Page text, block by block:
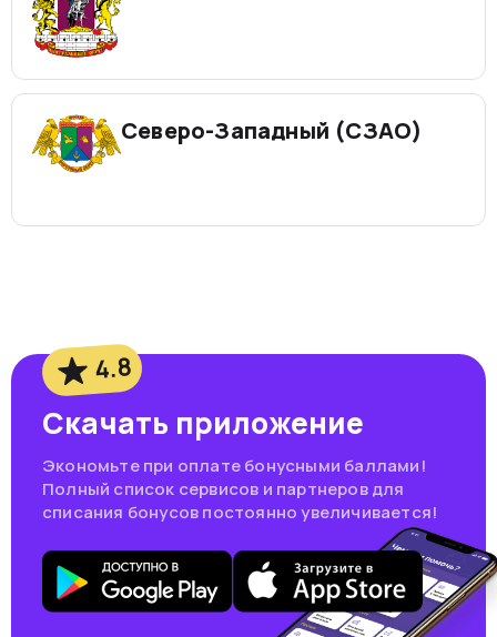
Северо-Западный (СЗАО)
4.8
Скачать приложение
Экономьте при оплате бонусными баллами!
Полный список сервисов и партнеров для
списания бонусов постоянно увеличивается!